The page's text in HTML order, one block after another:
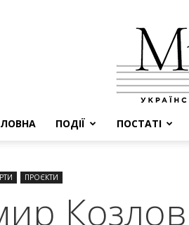
ПОДІЇ ПОСТАТІ
ПРОЄКТИ
Козлов